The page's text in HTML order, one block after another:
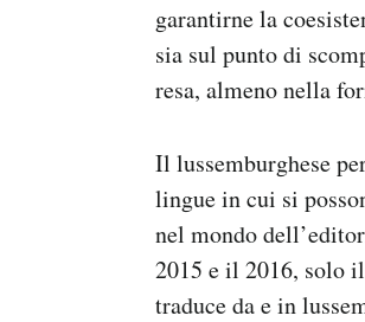
garantirne la
sia sul punto di
resa, almeno nella
Il lussemburghese
lingue in cui si
nel mondo
2015 e il 2016, solo
traduce da e in